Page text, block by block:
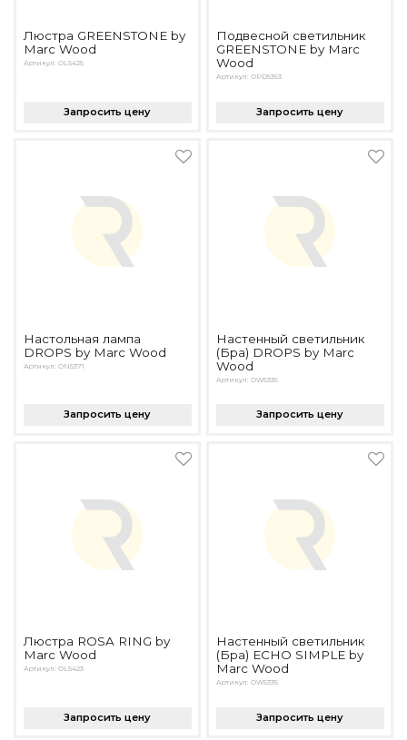
Люстра GREENSTONE by
Marc Wood
Артикул: OL5425
Запросить цену
Подвесной светильник
GREENSTONE by Marc
Wood
Артикул: OPD5363
Запросить цену
Настольная лампа
DROPS by Marc Wood
Артикул: ON5371
Запросить цену
Настенный светильник
(Бра) DROPS by Marc
Wood
Артикул: OW5336
Запросить цену
Люстра ROSA RING by
Marc Wood
Артикул: OL5423
Запросить цену
Настенный светильник
(Бра) ECHO SIMPLE by
Marc Wood
Артикул: OW5335
Запросить цену